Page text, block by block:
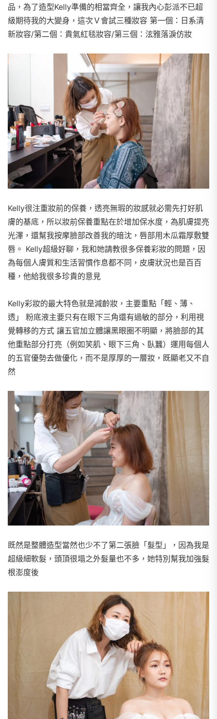
品，為了造型Kelly準備的相當齊全，讓我內心彭派不已超
級期待我的大變身，這次Ｖ會試三種妝容 第一個：日系清
新妝容/第二個：貴氣紅毯妝容/第三個：泫雅落淚仿妝
Kelly很注重妝前的保養，透亮無瑕的妝感就必需先打好肌
膚的基底，所以妝前保養重點在於增加保水度，為肌膚提亮
光澤，還幫我按摩臉部改善我的暗沈，唇部用木瓜霜厚敷雙
唇。 Kelly超級好聊，我和她請教很多保養彩妝的問題，因
為每個人膚質和生活習慣作息都不同，皮膚狀況也是百百
種，他給我很多珍貴的意見
Kelly彩妝的最大特色就是減齡妝，主要重點「輕、薄、
透」 粉底液主要只有在眼下三角還有過敏的部分，利用視
覺轉移的方式 讓五官加立體讓黑眼圈不明顯，將臉部的其
他重點部分打亮（例如笑肌、眼下三角、臥蠶）運用每個人
的五官優勢去做優化，而不是厚厚的一層妝，既顯老又不自
然
既然是整體造型當然也少不了第二張臉「髮型」，因為我是
超級細軟髮，頭頂很塌之外髮量也不多，她特別幫我加強髮
根澎度後